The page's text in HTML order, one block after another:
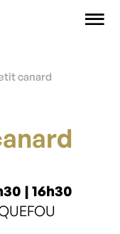
canard
| 16h30